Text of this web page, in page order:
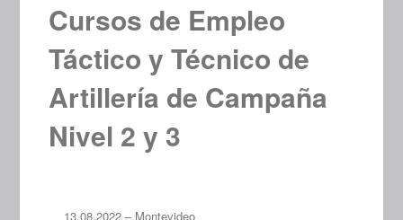
Cursos de Empleo
Táctico y Técnico de
Artillería de Campaña
Nivel 2 y 3
13.08.2022 – Montevideo